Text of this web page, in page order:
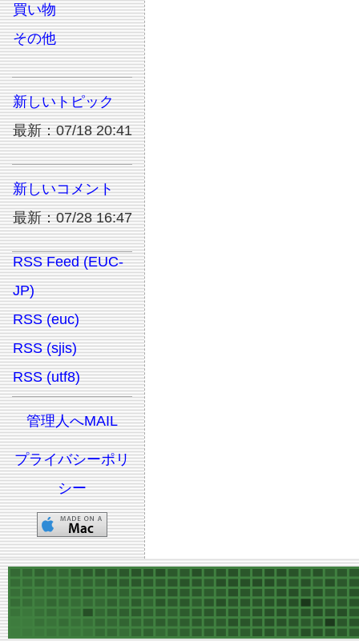
買い物
その他
新しいトピック
最新：07/18 20:41
新しいコメント
最新：07/28 16:47
RSS Feed (EUC-
JP)
RSS (euc)
RSS (sjis)
RSS (utf8)
管理人へMAIL
プライバシーポリ
シー